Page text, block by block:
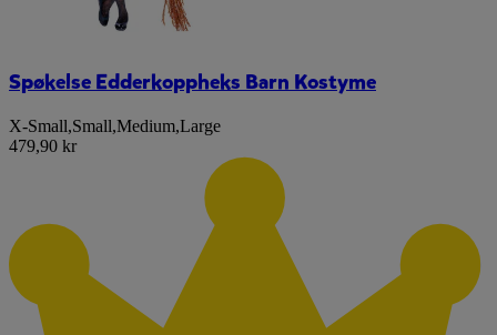
Spøkelse Edderkoppheks Barn Kostyme
X-Small,Small,Medium,Large
479,90 kr